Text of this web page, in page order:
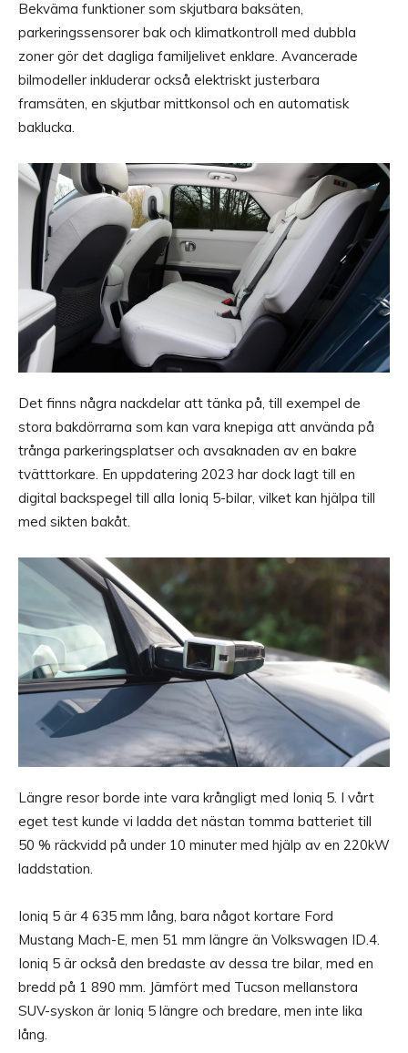
Bekväma funktioner som skjutbara baksäten,
parkeringssensorer bak och klimatkontroll med dubbla
zoner gör det dagliga familjelivet enklare. Avancerade
bilmodeller inkluderar också elektriskt justerbara
framsäten, en skjutbar mittkonsol och en automatisk
baklucka.
Det finns några nackdelar att tänka på, till exempel de
stora bakdörrarna som kan vara knepiga att använda på
trånga parkeringsplatser och avsaknaden av en bakre
tvätttorkare. En uppdatering 2023 har dock lagt till en
digital backspegel till alla Ioniq 5-bilar, vilket kan hjälpa till
med sikten bakåt.
Längre resor borde inte vara krångligt med Ioniq 5. I vårt
eget test kunde vi ladda det nästan tomma batteriet till
50 % räckvidd på under 10 minuter med hjälp av en 220kW
laddstation.
Ioniq 5 är 4 635 mm lång, bara något kortare Ford
Mustang Mach-E, men 51 mm längre än Volkswagen ID.4.
Ioniq 5 är också den bredaste av dessa tre bilar, med en
bredd på 1 890 mm. Jämfört med Tucson mellanstora
SUV-syskon är Ioniq 5 längre och bredare, men inte lika
lång.